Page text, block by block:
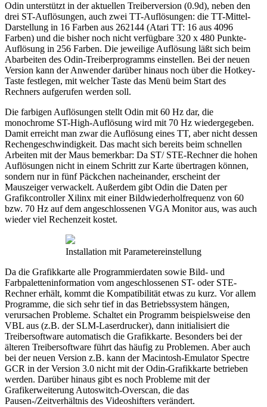
Odin unterstützt in der aktuellen Treiberversion (0.9d), neben den
drei ST-Auflösungen, auch zwei TT-Auflösungen: die TT-Mittel-
Darstellung in 16 Farben aus 262144 (Atari TT: 16 aus 4096
Farben) und die bisher noch nicht verfügbare 320 x 480 Punkte-
Auflösung in 256 Farben. Die jeweilige Auflösung läßt sich beim
Abarbeiten des Odin-Treiberprogramms einstellen. Bei der neuen
Version kann der Anwender darüber hinaus noch über die Hotkey-
Taste festlegen, mit welcher Taste das Menü beim Start des
Rechners aufgerufen werden soll.
Die farbigen Auflösungen stellt Odin mit 60 Hz dar, die
monochrome ST-High-Auflösung wird mit 70 Hz wiedergegeben.
Damit erreicht man zwar die Auflösung eines TT, aber nicht dessen
Rechengeschwindigkeit. Das macht sich bereits beim schnellen
Arbeiten mit der Maus bemerkbar: Da ST/ STE-Rechner die hohen
Auflösungen nicht in einem Schritt zur Karte übertragen können,
sondern nur in fünf Päckchen nacheinander, erscheint der
Mauszeiger verwackelt. Außerdem gibt Odin die Daten per
Grafikcontroller Xilinx mit einer Bildwiederholfrequenz von 60
bzw. 70 Hz auf dem angeschlossenen VGA Monitor aus, was auch
wieder viel Rechenzeit kostet.
Installation mit Parametereinstellung
Da die Grafikkarte alle Programmierdaten sowie Bild- und
Farbpaletteninformation vom angeschlossenen ST- oder STE-
Rechner erhält, kommt die Kompatibilität etwas zu kurz. Vor allem
Programme, die sich sehr tief in das Betriebssystem hängen,
verursachen Probleme. Schaltet ein Programm beispielsweise den
VBL aus (z.B. der SLM-Laserdrucker), dann initialisiert die
Treibersoftware automatisch die Grafikkarte. Besonders bei der
älteren Treibersoftware führt das häufig zu Problemen. Aber auch
bei der neuen Version z.B. kann der Macintosh-Emulator Spectre
GCR in der Version 3.0 nicht mit der Odin-Grafikkarte betrieben
werden. Darüber hinaus gibt es noch Probleme mit der
Grafikerweiterung Autoswitch-Overscan, die das
Pausen-/Zeitverhältnis des Videoshifters verändert.